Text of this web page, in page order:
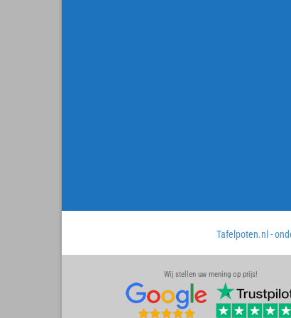
Tafelpoten.nl -
Wij stellen uw mening op prijs!